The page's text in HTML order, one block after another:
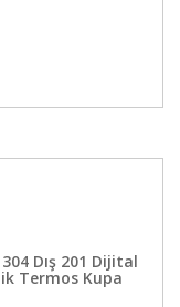
Dış 201 Dijital
Termos Kupa